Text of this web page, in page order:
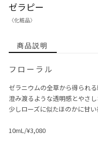
ゼラピー
〈化粧品〉
商品説明
フローラル
ゼラニウムの全草から得られる
澄み渡るような透明感とやさし
少しローズに似たほのかに甘い
10mL/¥3,080